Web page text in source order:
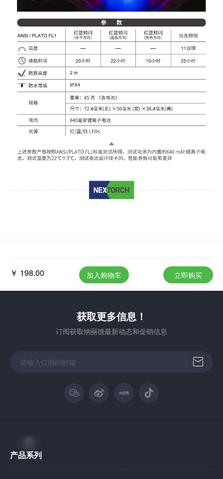
￥ 198.00 加入购物车 立即购买
获取更多信息！
订阅获取纳丽德最新动态和促销信息
产品系列